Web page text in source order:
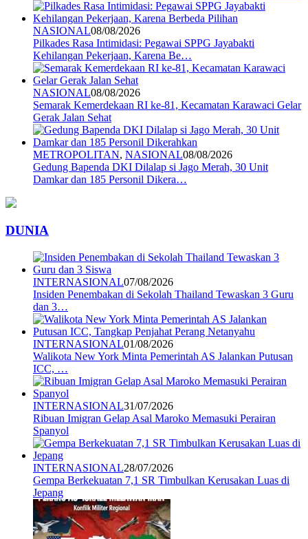
NASIONAL08/08/2026
Pilkades Rasa Intimidasi: Pegawai SPPG Jayabakti
Kehilangan Pekerjaan, Karena Be…
NASIONAL08/08/2026
Semarak Kemerdekaan RI ke-81, Kecamatan Karawaci Gelar
Gerak Jalan Sehat
METROPOLITAN, NASIONAL08/08/2026
Gedung Bapenda DKI Dilalap si Jago Merah, 30 Unit
Damkar dan 185 Personil Dikera…
DUNIA
INTERNASIONAL07/08/2026
Insiden Penembakan di Sekolah Thailand Tewaskan 3 Guru
dan 3…
INTERNASIONAL01/08/2026
Walikota New York Minta Pemerintah AS Jalankan Putusan
ICC, …
INTERNASIONAL31/07/2026
Ribuan Imigran Gelap Asal Maroko Memasuki Perairan
Spanyol
INTERNASIONAL28/07/2026
Gempa Berkekuatan 7,1 SR Timbulkan Kerusakan Luas di
Jepang